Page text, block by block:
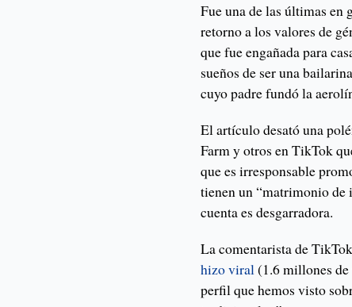
Fue una de las últimas
retorno a los valores de
que fue engañada para
sueños de ser una
cuyo padre fundó la
El artículo desató una
Farm y otros en TikTok
que es irresponsable
tienen un “matrimonio de
cuenta es desgarradora.
La comentarista de
hizo viral(1.6 millones
perfil que hemos visto